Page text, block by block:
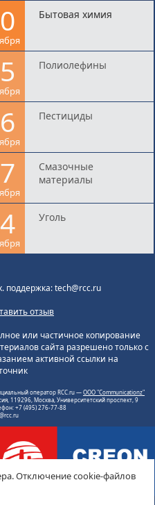
Бытовая химия
Полиолефины
Пестициды
Смазочные
материалы
Уголь
поддержка: tech@rcc.ru
отзыв
или частичное копирование
сайта разрешено только с
активной ссылки на
оператор RCC.ru —ООО "Communicationz"
119296, Москва, Университетский проспект, 9
+7 (495) 276-77-88
Отключение cookie-файлов